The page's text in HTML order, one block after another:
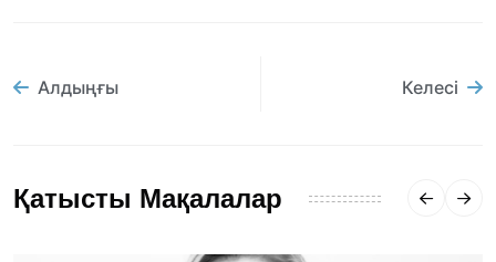
Алдыңғы Келесі
Қатысты Мақалалар